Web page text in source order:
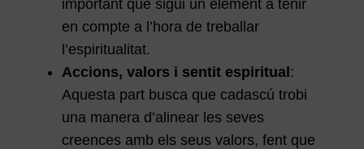
important que sigui un element a tenir
en compte a l’hora de treballar
l’espiritualitat.
Accions, valors i sentit espiritual :
Aquesta part busca que cadascú trobi
una manera d’alinear les seves
creences amb els seus valors, fent que